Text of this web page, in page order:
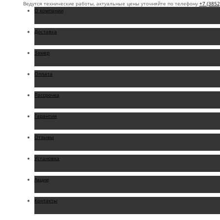
Ведутся технические работы, актуальные цены уточняйте по телефону +7
О компании
Доставка
Замер
Оплата
Рассрочка
Гарантия
Отзывы
Установка
Акции
Контакты